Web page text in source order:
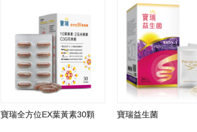
寶瑞全方位EX葉黃素30顆 寶瑞益生菌